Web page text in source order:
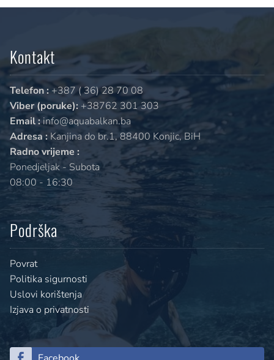
Kontakt
Telefon : +387 ( 36) 28 70 08
Viber (poruke): +38762 301 303
Email :info@aquabalkan.ba
Adresa : Kanjina do br.1, 88400 Konjic, BiH
Radno vrijeme :
Ponedjeljak - Subota
08:00 - 16:30
Podrška
Povrat
Politika sigurnosti
Uslovi korištenja
Izjava o privatnosti